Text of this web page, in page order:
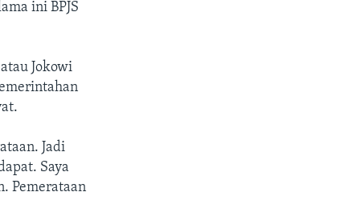
ini BPJS
Jokowi
Jadi
Saya
Pemerataan